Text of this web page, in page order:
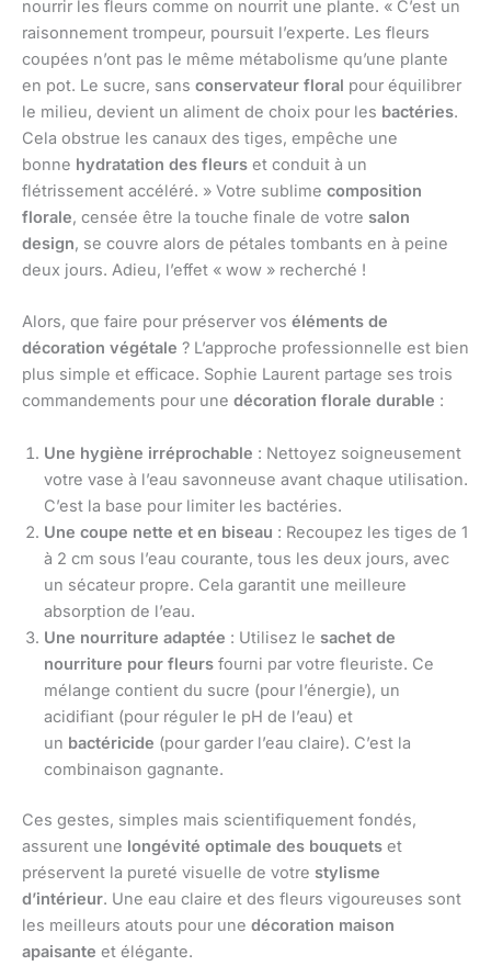
nourrir les fleurs comme on nourrit une plante. « C’est un
raisonnement trompeur, poursuit l’experte. Les fleurs
coupées n’ont pas le même métabolisme qu’une plante
en pot. Le sucre, sans conservateur floral pour équilibrer
le milieu, devient un aliment de choix pour les bactéries.
Cela obstrue les canaux des tiges, empêche une
bonne hydratation des fleurs et conduit à un
flétrissement accéléré. » Votre sublime composition
florale, censée être la touche finale de votre salon
design, se couvre alors de pétales tombants en à peine
deux jours. Adieu, l’effet « wow » recherché !
Alors, que faire pour préserver vos éléments de
décoration végétale ? L’approche professionnelle est bien
plus simple et efficace. Sophie Laurent partage ses trois
commandements pour une décoration florale durable :
Une hygiène irréprochable : Nettoyez soigneusement
votre vase à l’eau savonneuse avant chaque utilisation.
C’est la base pour limiter les bactéries.
Une coupe nette et en biseau : Recoupez les tiges de 1
à 2 cm sous l’eau courante, tous les deux jours, avec
un sécateur propre. Cela garantit une meilleure
absorption de l’eau.
Une nourriture adaptée : Utilisez le sachet de
nourriture pour fleurs fourni par votre fleuriste. Ce
mélange contient du sucre (pour l’énergie), un
acidifiant (pour réguler le pH de l’eau) et
un bactéricide (pour garder l’eau claire). C’est la
combinaison gagnante.
Ces gestes, simples mais scientifiquement fondés,
assurent une longévité optimale des bouquets et
préservent la pureté visuelle de votre stylisme
d’intérieur. Une eau claire et des fleurs vigoureuses sont
les meilleurs atouts pour une décoration maison
apaisante et élégante.